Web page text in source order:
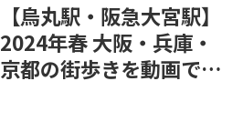
【烏丸駅・阪急大宮駅】
2024年春 大阪・兵庫・
京都の街歩きを動画でチ